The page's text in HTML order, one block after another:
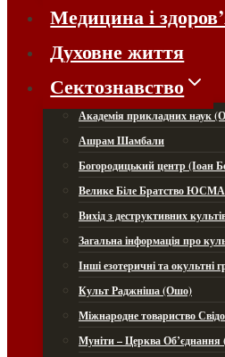
Медицина і
Духовне життя
Сектознавство
Академія прикладних наук
Ашрам Шамбали
Богородицький центр (Іоан
Велике Біле Братство
Вихід з деструктивних
Загальна інформація про
Інші езотеричні та окультні
Культ Раджніша (Ошо)
Міжнародне товариство
Муніти – Церква Об’єднання